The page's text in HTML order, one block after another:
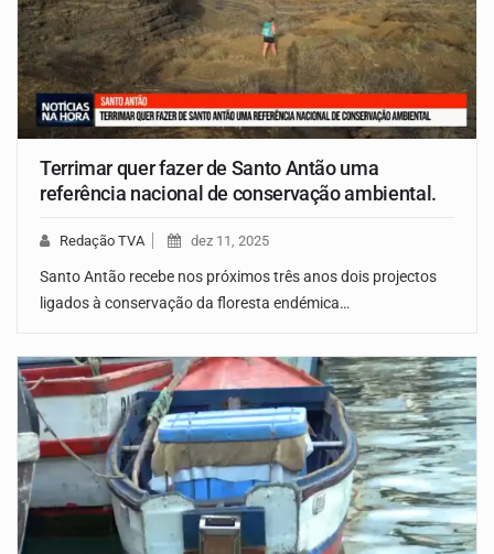
Terrimar quer fazer de Santo Antão uma
referência nacional de conservação ambiental.
Redação TVA dez 11, 2025
Santo Antão recebe nos próximos três anos dois projectos
ligados à conservação da floresta endémica…